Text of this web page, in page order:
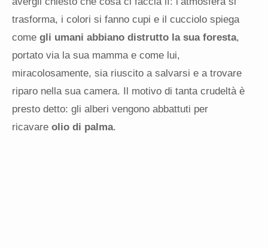
trasforma, i colori si fanno cupi e il cucciolo spiega
come gli umani abbiano distrutto la sua foresta,
portato via la sua mamma e come lui,
miracolosamente, sia riuscito a salvarsi e a trovare
riparo nella sua camera. Il motivo di tanta crudeltà è
presto detto: gli alberi vengono abbattuti per
ricavare olio di palma.